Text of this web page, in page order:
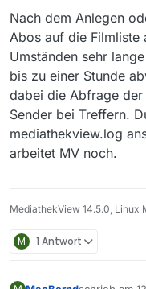
Nach dem Anlegen
Abos auf die Filmliste
Umständen sehr
bis zu einer Stunde
dabei die Abfrage
Sender bei Treffern.
mediathekview.log
arbeitet MV noch.
MediathekView 14.5.0, Linux
M 1 Antwort